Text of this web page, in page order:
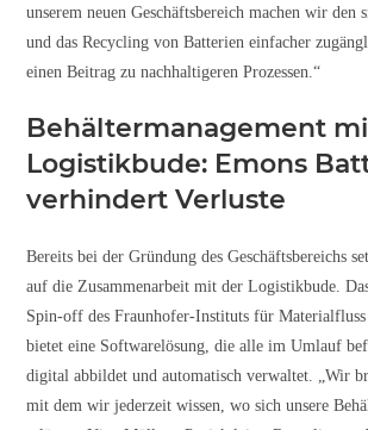
unserem neuen Geschäftsbereich machen wir den
und das Recycling von Batterien einfacher
einen Beitrag zu nachhaltigeren Prozessen.“
Behältermanagement
Logistikbude: Emons
verhindert Verluste
Bereits bei der Gründung des Geschäftsbereichs
auf die Zusammenarbeit mit der Logistikbude.
Spin-off des Fraunhofer-Instituts für
bietet eine Softwarelösung, die alle im Umlauf
digital abbildet und automatisch verwaltet. „Wir
mit dem wir jederzeit wissen, wo sich unsere